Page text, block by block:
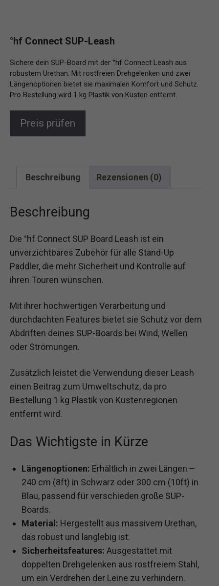
°hf Connect SUP-Leash
Sichere dein SUP-Board mit der °hf Connect Leash aus
robustem Urethan. Mit rostfreien Drehgelenken und zwei
Längenoptionen bietet sie maximalen Komfort und Schutz.
Pro Bestellung wird 1 kg Plastik von Küsten entfernt.
Preis prüfen
Beschreibung Rezensionen (0)
Beschreibung
Die °hf Connect SUP Board Leash ist ein
unverzichtbares Zubehör für alle Stand-Up
Paddler, die mehr Sicherheit und Kontrolle auf
ihren Touren wünschen.
Mit ihrer hochwertigen Verarbeitung und
durchdachten Features bietet sie Schutz vor dem
Abdriften deines SUP-Boards bei Wind, Wellen
oder Strömungen.
Zusätzlich leistet die Verwendung dieser Leash
einen Beitrag zum Umweltschutz, da pro
Bestellung 1 kg Plastik von Küstenregionen
entfernt wird.
Das Wichtigste in Kürze
Längenoptionen: Erhältlich in zwei Längen –
240 cm (8ft) in Schwarz oder 300 cm (10ft) in
Blau, passend für verschieden große SUP-
Boards.
Material: Hergestellt aus massivem Urethan,
das robust und langlebig ist.
Sicherheitsfeatures: Ausgestattet mit
doppelten Drehgelenken aus rostfreiem Stahl,
um ein Verdrehen der Leine zu verhindern.